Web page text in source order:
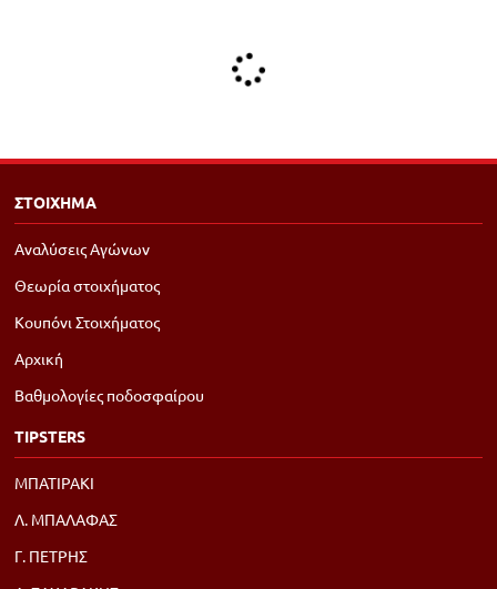
ΣΤΟΙΧΗΜΑ
Αναλύσεις Αγώνων
Θεωρία στοιχήματος
Κουπόνι Στοιχήματος
Αρχική
Βαθμολογίες ποδοσφαίρου
TIPSTERS
ΜΠΑΤΙΡΑΚΙ
Λ. ΜΠΑΛΑΦΑΣ
Γ. ΠΕΤΡΗΣ